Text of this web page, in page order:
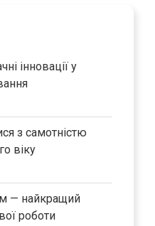
інновації у
з самотністю
віку
— найкращий
роботи